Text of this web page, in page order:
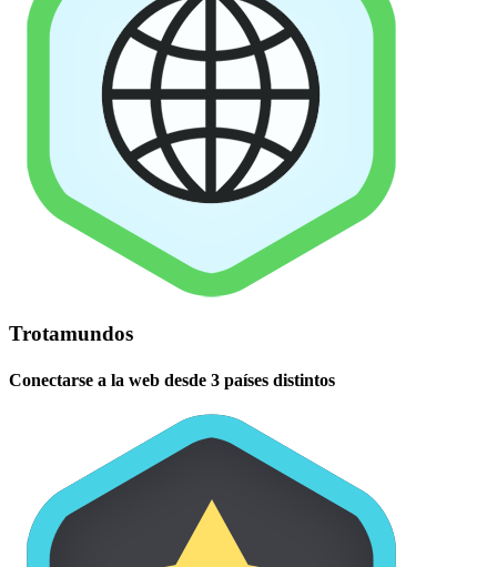
Trotamundos
Conectarse a la web desde 3 países distintos